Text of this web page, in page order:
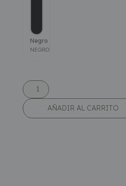
Negro
NEGRO
AÑADIR AL CARRITO